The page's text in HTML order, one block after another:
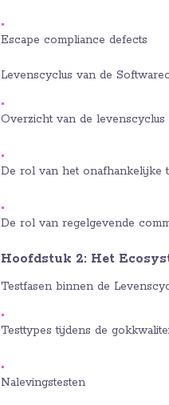
Escape compliance defects
Levenscyclus van de
Overzicht van de
De rol van het onafhankelijke
De rol van regelgevende
Hoofdstuk 2: Het
Testfasen binnen de
Testtypes tijdens de
Nalevingstesten